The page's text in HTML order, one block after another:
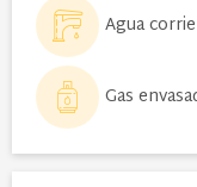
Agua
Gas